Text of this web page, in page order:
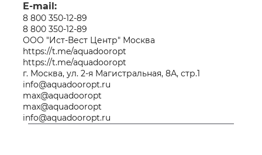
E-mail:
8 800 350-12-89
8 800 350-12-89
ООО "Ист-Вест Центр" Москва
https://t.me/aquadooropt
https://t.me/aquadooropt
г. Москва, ул. 2-я Магистральная, 8А, стр.1
info@aquadooropt.ru
max@aquadooropt
max@aquadooropt
info@aquadooropt.ru